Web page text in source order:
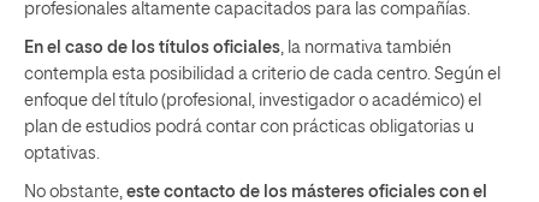
profesionales altamente capacitados para las compañías.
En el caso de los títulos oficiales, la normativa también
contempla esta posibilidad a criterio de cada centro. Según el
enfoque del título (profesional, investigador o académico) el
plan de estudios podrá contar con prácticas obligatorias u
optativas.
No obstante, este contacto de los másteres oficiales con el